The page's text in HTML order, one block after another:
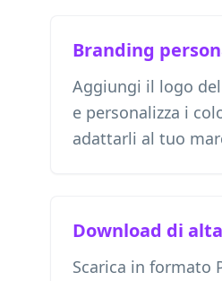
Branding
Aggiungi il logo
e personalizza i
adattarli al tuo
Download di
Scarica in formato